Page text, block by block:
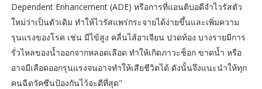
Dependent Enhancement (ADE) หรือการที่แอนติบอดีจำไวรัสตัว
ใหม่ว่าเป็นตัวเดิม ทำให้ไวรัสแพร่กระจายได้ง่ายขึ้นและเพิ่มความ
รุนแรงของโรค เช่น มีไข้สูง คลื่นไส้อาเจียน ปวดท้อง บางรายมีการ
รั่วไหลของน้ำออกจากหลอดเลือด ทำให้เกิดภาวะช็อก ขาดน้ำ หรือ
อาจมีเลือดออกรุนแรงจนอาจทำให้เสียชีวิตได้ ดังนั้นจึงแนะนำให้ทุก
คนฉีดวัคซีนป้องกันไว้จะดีที่สุด"